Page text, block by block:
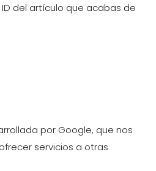
del artículo que acabas de
por Google, que nos
servicios a otras